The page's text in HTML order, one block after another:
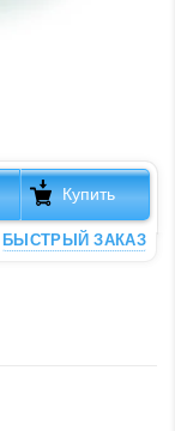
Купить
БЫСТРЫЙ ЗАКАЗ